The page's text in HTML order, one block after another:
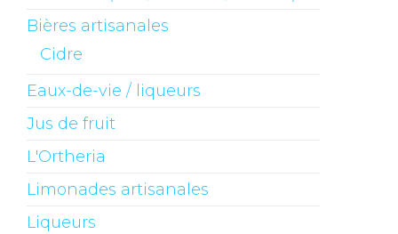
Bières artisanales
Cidre
Eaux-de-vie / liqueurs
Jus de fruit
L'Ortheria
Limonades artisanales
Liqueurs